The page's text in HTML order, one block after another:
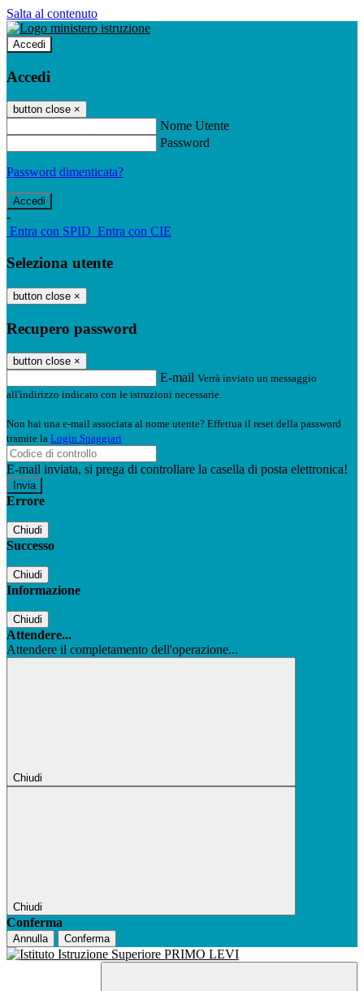
Salta al contenuto
Accedi
Accedi
button close ×
Nome Utente
Password
Password dimenticata?
-
Entra con SPID Entra con CIE
Seleziona utente
button close ×
Recupero password
button close ×
E-mail Verrà inviato un messaggio
all'indirizzo indicato con le istruzioni necessarie.
Non hai una e-mail associata al nome utente? Effettua il reset della password
tramite la Login Spaggiari
E-mail inviata, si prega di controllare la casella di posta elettronica!
Errore
Chiudi
Successo
Chiudi
Informazione
Chiudi
Attendere...
Attendere il completamento dell'operazione...
Chiudi
Chiudi
Conferma
Annulla Conferma